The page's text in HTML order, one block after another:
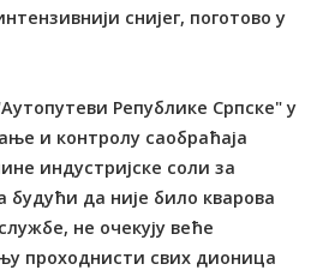
снијег, поготово у
Републике Српске" у
и контролу саобраћаја
индустријске соли за
будући да није било кварова
не очекују веће
проходнисти свих дионица